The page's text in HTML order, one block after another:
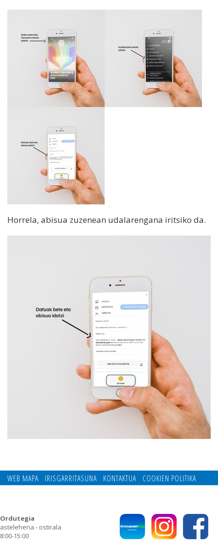
Horrela, abisua zuzenean udalarengana iritsiko da.
WEB MAPA IRISGARRITASUNA KONTAKTUA
COOKIEN POLITIKA
Ordutegia
astelehena - ostirala
8:00-15:00